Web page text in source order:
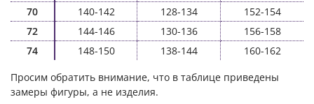
70
140-142 128-134
152-154
72
144-146 130-136
156-158
74
148-150 138-144
160-162
Просим обратить внимание, что в таблице приведены
замеры фигуры, а не изделия.